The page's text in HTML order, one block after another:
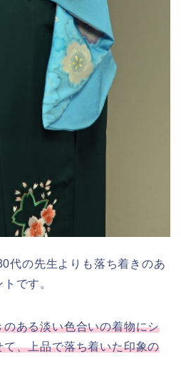
代の先生よりも落ち着きのあ
です。
ある淡い色合いの着物にシ
、上品で落ち着いた印象の